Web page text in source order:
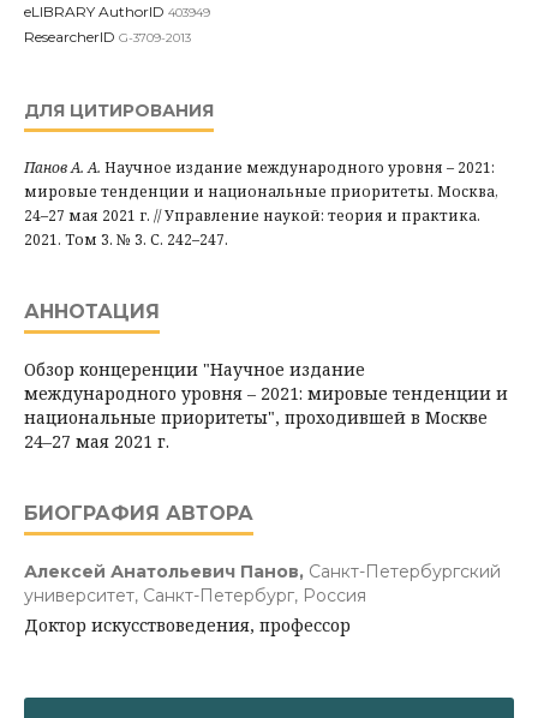
eLIBRARY AuthorID 403949
ResearcherID G-3709-2013
ДЛЯ ЦИТИРОВАНИЯ
Панов А. А. Научное издание международного уровня – 2021:
мировые тенденции и национальные приоритеты. Москва,
24–27 мая 2021 г. // Управление наукой: теория и практика.
2021. Том 3. № 3. С. 242–247.
АННОТАЦИЯ
Обзор концеренции "Научное издание
международного уровня – 2021: мировые тенденции и
национальные приоритеты", проходившей в Москве
24–27 мая 2021 г.
БИОГРАФИЯ АВТОРА
Алексей Анатольевич Панов, Санкт-Петербургский
университет, Санкт-Петербург, Россия
Доктор искусствоведения, профессор